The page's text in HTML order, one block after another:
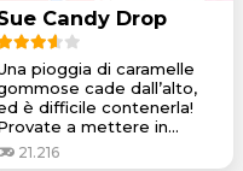
Candy Drop
pioggia di caramelle
cade dall’alto,
è difficile contenerla!
a mettere in...
21.216